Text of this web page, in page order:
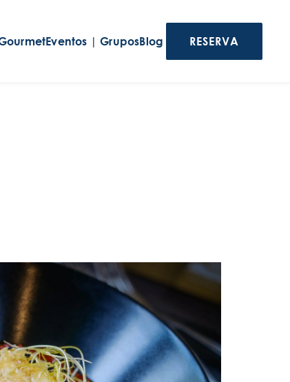
Eventos | GruposBlog RESERVA